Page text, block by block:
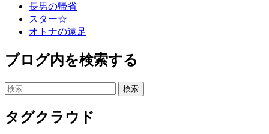
長男の帰省
スター☆
オトナの遠足
ブログ内を検索する
検
タグクラウド